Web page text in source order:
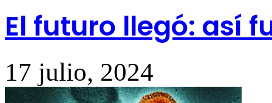
El futuro llegó: así
17 julio, 2024